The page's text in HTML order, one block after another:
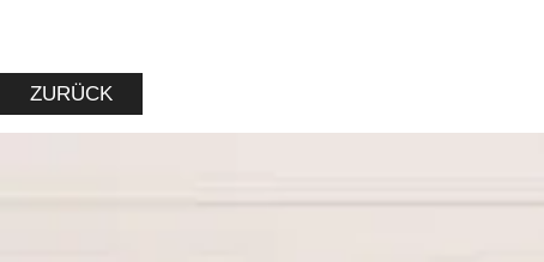
ZURÜCK